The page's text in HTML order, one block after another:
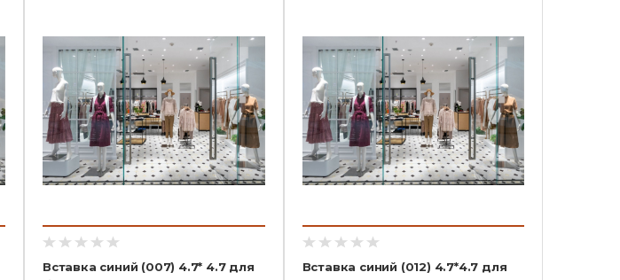
Вставка синий (007) 4.7* 4.7 для
Вставка синий (012) 4.7*4.7 для